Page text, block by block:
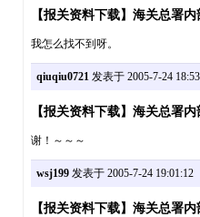
【报关资料下载】海关总署
我怎么找不到呀。
qiuqiu0721发表于 2005-7-24
【报关资料下载】海关总署
谢！～～～
wsj199发表于 2005-7-24 19:01:12
【报关资料下载】海关总署